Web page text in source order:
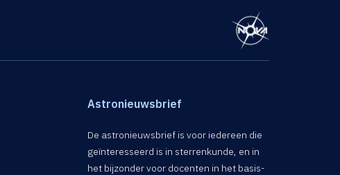
Astronieuwsbrief
De astronieuwsbrief is voor iedereen die
geïnteresseerd is in sterrenkunde, en in
het bijzonder voor docenten in het basis-